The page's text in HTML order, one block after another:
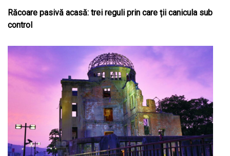
Răcoare pasivă acasă: trei reguli prin care ții canicula sub
control